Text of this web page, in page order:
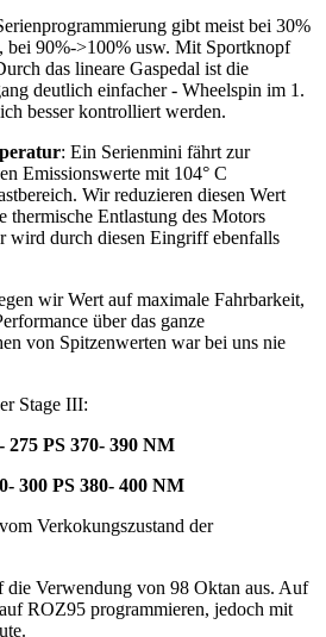
gibt meist bei 30%
bei 90%->100% usw. Mit Sportknopf
das lineare Gaspedal ist die
deutlich einfacher - Wheelspin im 1.
besser kontrolliert werden.
: Ein Serienmini fährt zur
Emissionswerte mit 104° C
Wir reduzieren diesen Wert
thermische Entlastung des Motors
wird durch diesen Eingriff ebenfalls
wir Wert auf maximale Fahrbarkeit,
über das ganze
von Spitzenwerten war bei uns nie
Stage III:
PS 370- 390 NM
PS 380- 400 NM
Verkokungszustand der
die Verwendung von 98 Oktan aus. Auf
ROZ95 programmieren, jedoch mit